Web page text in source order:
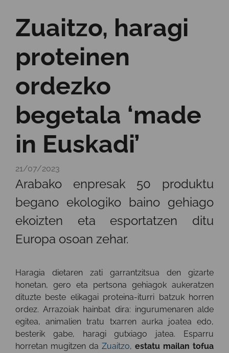
Zuaitzo, haragi
proteinen
ordezko
begetala ‘made
in Euskadi’
21/07/2023
Arabako enpresak 50 produktu
begano ekologiko baino gehiago
ekoizten eta esportatzen ditu
Europa osoan zehar.
Haragia dietaren zati garrantzitsua den gizarte
honetan, gero eta pertsona gehiagok aukeratzen
dituzte beste elikagai proteina-iturri batzuk horren
ordez. Arrazoiak hainbat dira: ingurumenaren alde
egitea, animalien tratu txarren aurka joatea edo,
besterik gabe, haragi gutxiago jatea. Esparru
horretan mugitzen da Zuaitzo, estatu mailan tofua